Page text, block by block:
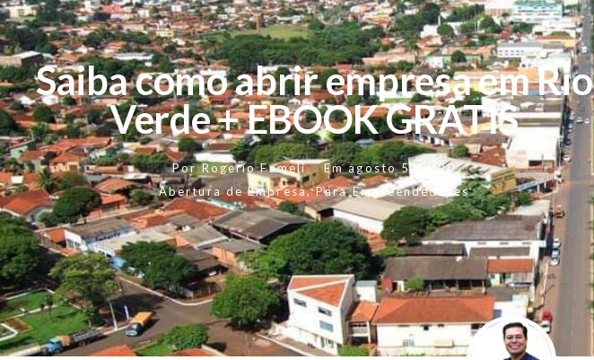
Saiba como abrir empresa em Rio
Verde + EBOOK GRÁTIS
PorRogerio Fameli Em agosto 5, 2020
Abertura de Empresa,Para Empreendedores